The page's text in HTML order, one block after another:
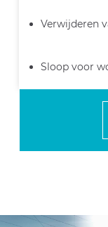
Verwijderen
Sloop voor